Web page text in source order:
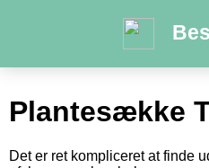
Plantesække
Det er ret kompliceret at finde